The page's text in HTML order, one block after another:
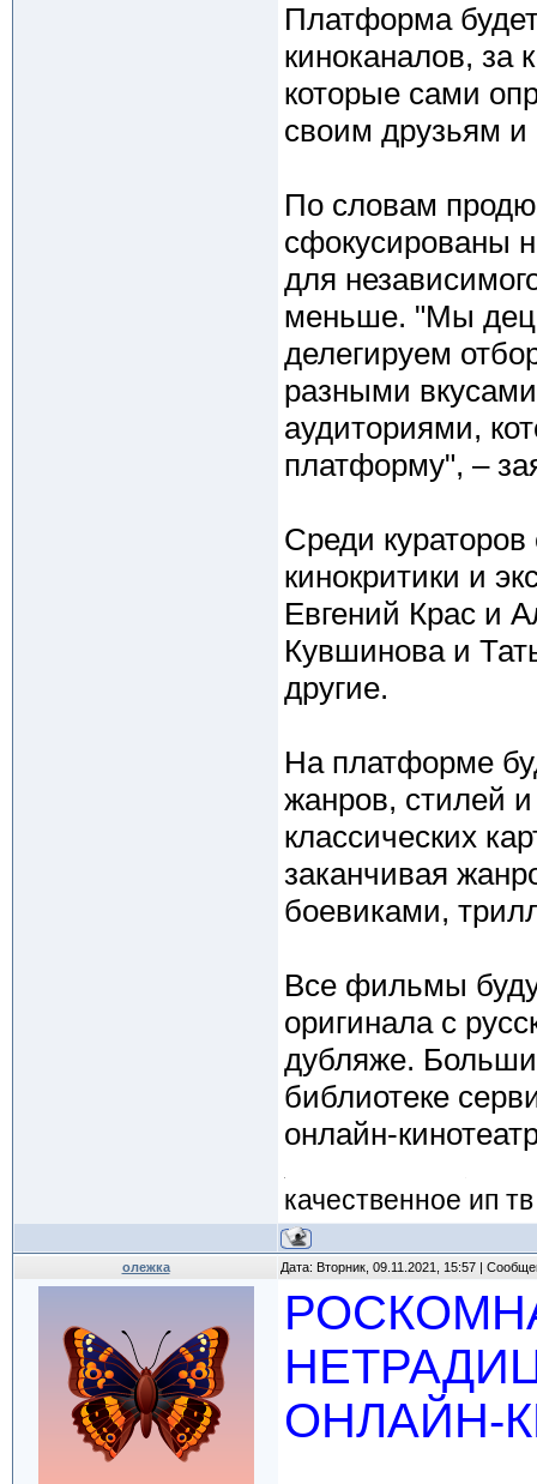
Платформа
киноканалов, за
которые сами
своим друзьям
По словам
сфокусированы
для
меньше. "Мы
делегируем
разными
аудиториями,
платформу", –
Среди
кинокритики и
Евгений Крас и
Кувшинова и
другие.
На платформе
жанров, стилей
классических
заканчивая
боевиками,
Все фильмы
оригинала с
дубляже.
библиотеке
онлайн-
качественное ип
олежка Дата: Вторник, 09.11.2021, 15:57 |
ОНЛАЙН-